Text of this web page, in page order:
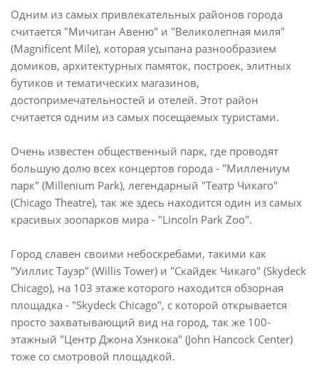
Одним из самых привлекательных районов города
считается "Мичиган Авеню" и "Великолепная миля"
(Magnificent Mile), которая усыпана разнообразием
домиков, архитектурных памяток, построек, элитных
бутиков и тематических магазинов,
достопримечательностей и отелей. Этот район
считается одним из самых посещаемых туристами.
Очень известен общественный парк, где проводят
большую долю всех концертов города - "Миллениум
парк" (Millenium Park), легендарный "Театр Чикаго"
(Chicago Theatre), так же здесь находится один из самых
красивых зоопарков мира - "Lincoln Park Zoo".
Город славен своими небоскребами, такими как
"Уиллис Тауэр" (Willis Tower) и "Скайдек Чикаго" (Skydeck
Chicago), на 103 этаже которого находится обзорная
площадка - "Skydeck Chicago", с которой открывается
просто захватывающий вид на город, так же 100-
этажный "Центр Джона Хэнкока" (John Hancock Center)
тоже со смотровой площадкой.